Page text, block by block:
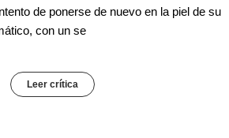
de ponerse de nuevo en la piel de su
con un se
Leer crítica